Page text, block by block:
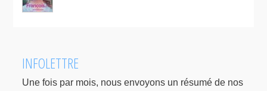
INFOLETTRE
Une fois par mois, nous envoyons un résumé de nos